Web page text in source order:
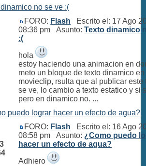
no se ve :(
FORO: Flash Escrito el: 17 Ago
08:36 pm Asunto:Texto dinamico
:(
hola
estoy haciendo una animacion en
meto un bloque de texto dinamico
movieclip, rsulta que al publicar este
se ve, lo cambio a texto estatico y si
pero en dinamico no. ...
puedo lograr hacer un efecto de agua?
FORO: Flash Escrito el: 16 Ago
08:58 pm Asunto: ¿Como puedo
hacer un efecto de agua?
Adhiero